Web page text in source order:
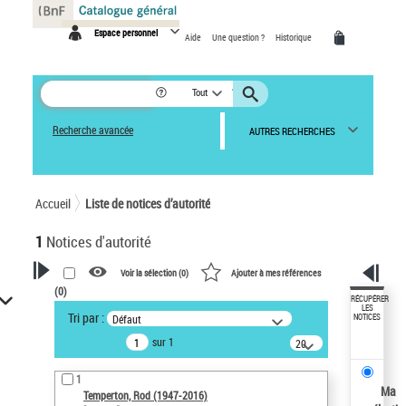
Espace personnel Aide Une question ? Historique
Tout
Recherche avancée AUTRES RECHERCHES
Accueil Liste de notices d’autorité
1 Notices d'autorité
VOTRE RECHERCHE
Recherche avancée dans les
notices d’autorité
Œuvres liées à l'auteur :
Temperton, Rod (1947-2016)
Voir la sélection (0) Ajouter à mes références
(0)
Tri par : Défaut
sur 1
20
résultats/page
1
Temperton, Rod (1947-2016)
RÉCUPÉRER
LES
NOTICES
Ma
Panneau de gestion des cookies